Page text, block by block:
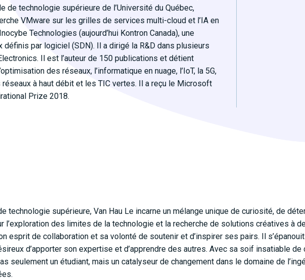
de technologie supérieure de l’Université du Québec,
VMware sur les grilles de services multi-cloud et l’IA en
Technologies (aujourd’hui Kontron Canada), une
par logiciel (SDN). Il a dirigé la R&D dans plusieurs
Il est l’auteur de 150 publications et détient
des réseaux, l’informatique en nuage, l’IoT, la 5G,
à haut débit et les TIC vertes. Il a reçu le Microsoft
Prize 2018.
technologie supérieure, Van Hau Le incarne un mélange unique de curiosité, de
l’exploration des limites de la technologie et la recherche de solutions créatives à
esprit de collaboration et sa volonté de soutenir et d’inspirer ses pairs. Il
d’apporter son expertise et d’apprendre des autres. Avec sa soif insatiable
seulement un étudiant, mais un catalyseur de changement dans le domaine de